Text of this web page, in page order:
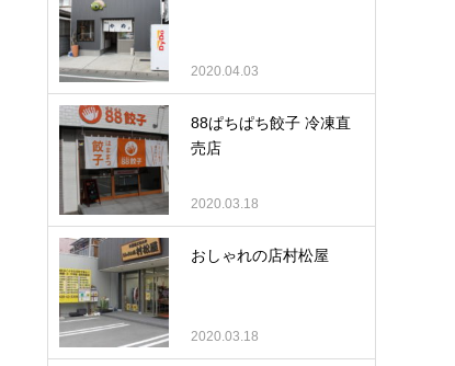
2020.04.03
88ぱちぱち餃子 冷凍直
売店
2020.03.18
おしゃれの店村松屋
2020.03.18